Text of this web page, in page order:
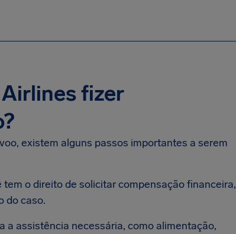
fizer
existem alguns passos importantes a serem
o direito de solicitar compensação financeira,
do caso.
a assistência necessária, como alimentação,